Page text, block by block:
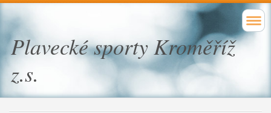
Plavecké sporty Kroměříž
z.s.